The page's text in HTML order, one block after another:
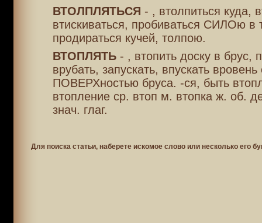
ВТОЛПЛЯТЬСЯ - , втолпиться куда,
втискиваться, пробиваться СИЛОю в
продираться кучей, толпою.
ВТОПЛЯТЬ- , втопить доску в брус,
врубать, запускать, впускать вровень
ПОВЕРХностью бруса. -ся, быть
втопление ср. втоп м. втопка ж. об.
знач. глаг.
Для поиска статьи, наберете искомое слово или несколько его